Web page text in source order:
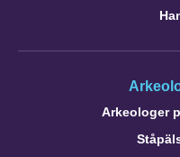
Arkeologer